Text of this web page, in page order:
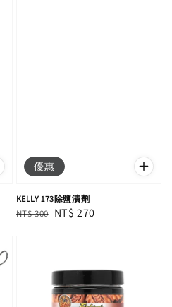
優惠
KELLY 173除鹽漬劑
Regular
NT$ 300 Sale
NT$ 270